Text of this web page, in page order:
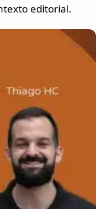
editorial.